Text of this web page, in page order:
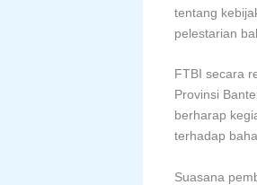
tentang
pelestarian
FTBI secara
Provinsi
berharap
terhadap
Suasana